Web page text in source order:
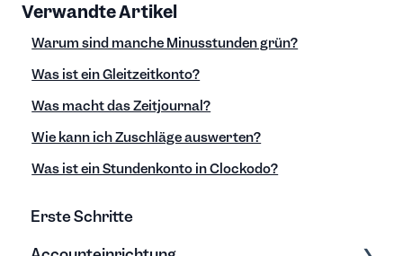
Verwandte Artikel
Warum sind manche Minusstunden grün?
Was ist ein Gleitzeitkonto?
Was macht das Zeitjournal?
Wie kann ich Zuschläge auswerten?
Was ist ein Stundenkonto in Clockodo?
Erste Schritte